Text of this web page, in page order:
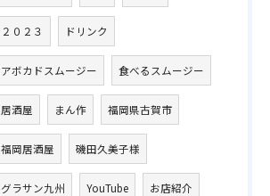
２０２３ ドリンク
アボカドスムージー 食べるスムージー
居酒屋 まん作 福岡県古賀市
福岡居酒屋 磯田久美子様
グラサン九州 YouTube お店紹介